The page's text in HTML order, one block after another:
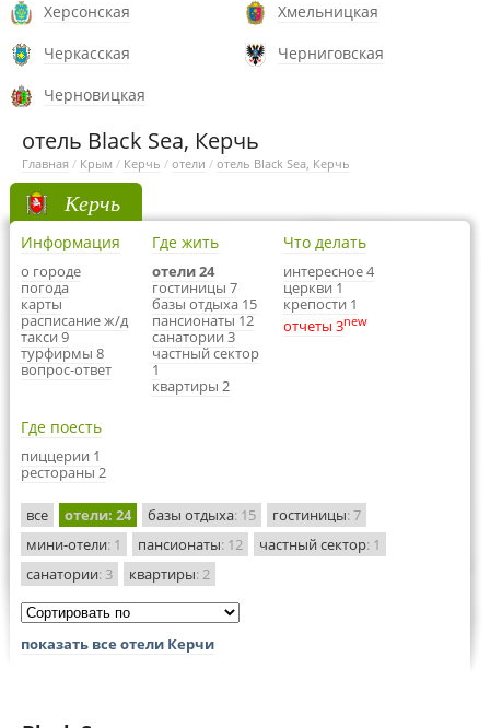
Херсонская
Хмельницкая
Черкасская
Черниговская
Черновицкая
отель Black Sea, Керчь
Главная / Крым / Керчь / отели / отель Black Sea, Керчь
Керчь
Информация
о городе
погода
карты
расписание ж/д
такси 9
турфирмы 8
вопрос-ответ
Где жить
отели 24
гостиницы 7
базы отдыха 15
пансионаты 12
санатории 3
частный сектор
1
квартиры 2
Что делать
интересное 4
церкви 1
крепости 1
отчеты 3new
Где поесть
пиццерии 1
рестораны 2
все отели: 24 базы отдыха: 15 гостиницы: 7
мини-отели: 1 пансионаты: 12 частный сектор: 1
санатории: 3 квартиры: 2
показать все отели Керчи